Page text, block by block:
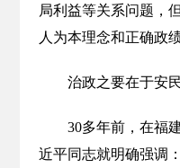
局利益等关系问题，
人为本理念和正确政
治政之要在于安
30多年前，在福
近平同志就明确强调：